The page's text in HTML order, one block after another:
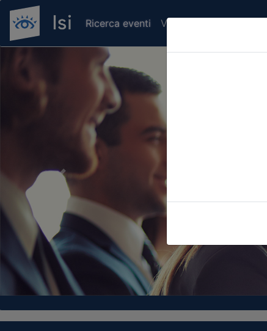
Ricerca eventi Verifica attestato di
Previous